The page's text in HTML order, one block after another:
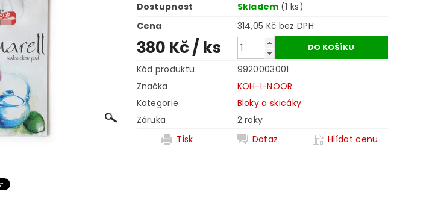
Dostupnost Skladem (1 ks)
Cena
314,05 Kč bez DPH
380 Kč/ ks
Kód produktu
9920003001
Značka
KOH-I-NOOR
Kategorie
Bloky a skicáky
Záruka
2 roky
Tisk
Dotaz Hlídat cenu